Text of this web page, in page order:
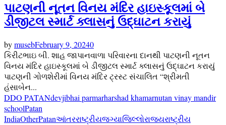
પાટણની નૂતન વિનય મંદિર હાઇસ્કૂલમાં બે
ડીજીટલ સ્માર્ટ ક્લાસનું ઉદ્ઘાટન કરાયું
bymusebFebruary 9, 20240
કિરીટભાઇ બી. શાહ જાપાનવાળા પરિવારના દાનથી પાટણની નૂતન
વિનય મંદિર હાઇસ્કૂલમાં બે ડીજીટલ સ્માર્ટ ક્લાસનું ઉદ્ઘાટન કરાયું
પાટણની ગોળશેરીમાં વિનય મંદિર ટ્રસ્ટ સંચાલિત “શ્રીમતી
હંસાબેન...
DDO PATANdevjibhai parmarharshad khamarnutan vinay mandir
schoolPatan
IndiaOtherPatanઆંતરરાષ્ટ્રીયજગ્યાજિલ્લોરાજ્યરાષ્ટ્રીય